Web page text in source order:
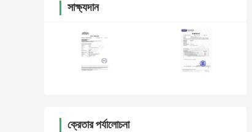
সাক্ষ্যদান
ক্রেতার পর্যালোচনা